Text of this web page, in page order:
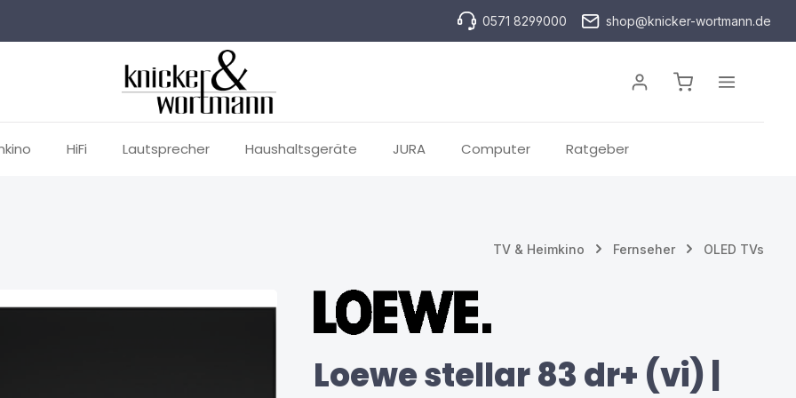
0571 8299000 shop@knicker-wortmann.de
Warenkorb
HiFi Lautsprecher Haushaltsgeräte JURA Computer Ratgeber
TV & Heimkino Fernseher OLED TVs
Loewe stellar 83 dr+ (vi) |